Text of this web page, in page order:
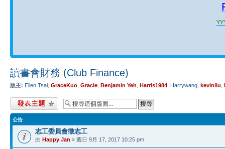
讀書會財務 (Club Finance)
版主: Ellen Tsai GraceKuo Gracie Benjamin Yeh Harris1984 Harrywang kevinliu
發表新主題
公告
志工委員會徵志工
由 Happy Jan » 週日 9月 17, 2017 10:25 pm